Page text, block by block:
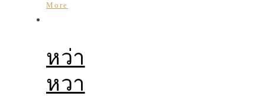
More
หว่า
หวา